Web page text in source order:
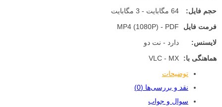
حجم فایل:
64 مگابایت - 3 مگابایت
فرمت فایل
MP4 (1080P) - PDF
لایسنس:
دارد - نت دو
هماهنگی با:
VLC - MX
توضیحات
نقد و بررسی‌ها (0)
سوال و جواب